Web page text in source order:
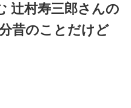
辻村寿三郎さんの
昔のことだけど